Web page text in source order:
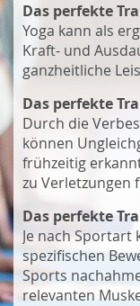
Das perfekte
Yoga kann als
Kraft- und
ganzheitliche
Das perfekte
Durch die
können
frühzeitig
zu Verletzungen
Das perfekte
Je nach Sportart
spezifischen
Sports
relevanten